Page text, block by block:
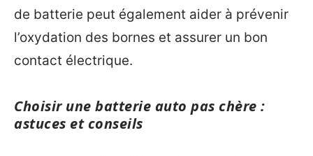
de batterie peut également aider à prévenir
l’oxydation des bornes et assurer un bon
contact électrique.
Choisir une batterie auto pas chère :
astuces et conseils